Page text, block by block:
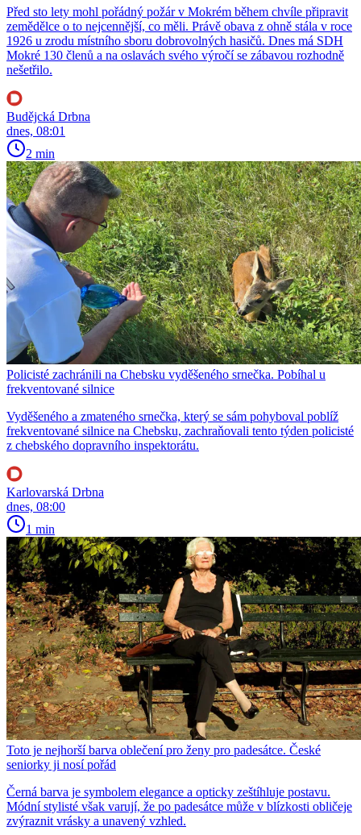
Před sto lety mohl pořádný požár v Mokrém během chvíle připravit
zemědělce o to nejcennější, co měli. Právě obava z ohně stála v roce
1926 u zrodu místního sboru dobrovolných hasičů. Dnes má SDH
Mokré 130 členů a na oslavách svého výročí se zábavou rozhodně
nešetřilo.
Budějcká Drbna
dnes, 08:01
2 min
Policisté zachránili na Chebsku vyděšeného srnečka. Pobíhal u
frekventované silnice
Vyděšeného a zmateného srnečka, který se sám pohyboval poblíž
frekventované silnice na Chebsku, zachraňovali tento týden policisté
z chebského dopravního inspektorátu.
Karlovarská Drbna
dnes, 08:00
1 min
Toto je nejhorší barva oblečení pro ženy pro padesátce. České
seniorky ji nosí pořád
Černá barva je symbolem elegance a opticky zeštíhluje postavu.
Módní stylisté však varují, že po padesátce může v blízkosti obličeje
zvýraznit vrásky a unavený vzhled.